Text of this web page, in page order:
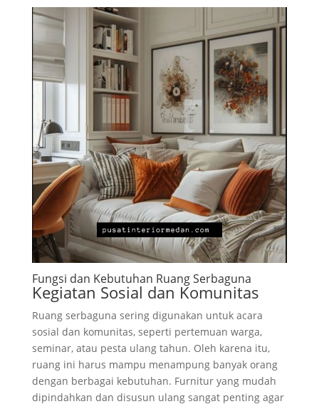
Fungsi dan Kebutuhan Ruang Serbaguna
Kegiatan Sosial dan Komunitas
Ruang serbaguna sering digunakan untuk acara
sosial dan komunitas, seperti pertemuan warga,
seminar, atau pesta ulang tahun. Oleh karena itu,
ruang ini harus mampu menampung banyak orang
dengan berbagai kebutuhan. Furnitur yang mudah
dipindahkan dan disusun ulang sangat penting agar